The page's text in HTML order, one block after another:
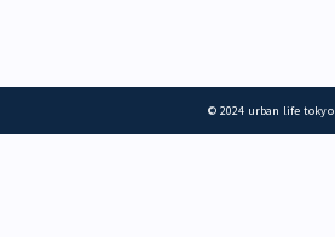
© 2024 urban life tokyo